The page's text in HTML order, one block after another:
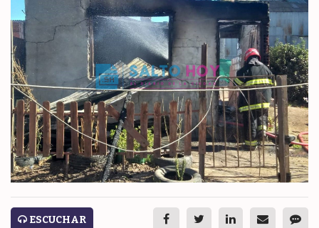
DEPORTES
ESPECTÁCULOS
NACIONALES
REGIONALES
SOCIEDAD
SALUD
SERVICIOS
ESCUCHAR